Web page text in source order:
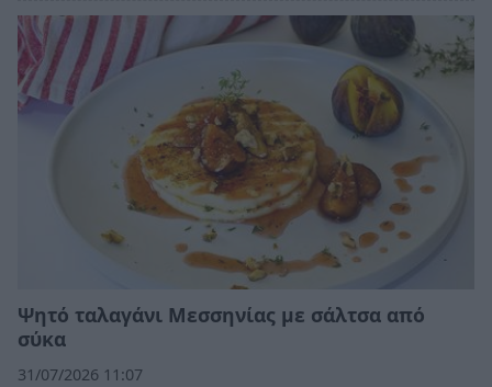
Ψητό ταλαγάνι Μεσσηνίας με σάλτσα από
σύκα
31/07/2026 11:07